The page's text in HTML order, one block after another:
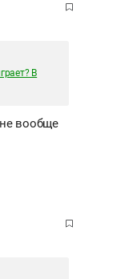
В
вообще